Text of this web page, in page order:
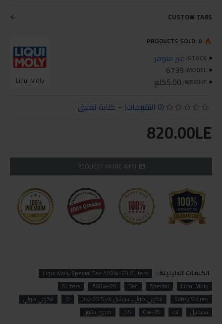
CUSTOM TABS
STOCK: غير متوفر
MODEL:
6739
WEIGHT: 5.00كلغ Liqui Moly
PRODUCTS SOLD: 0
(0 التقييمات) - كتابة تعليق
820.00LE
REQUEST MORE INFO
الكلمات الدليليلة :
Liqui Moly Special Tec AA0W-20 5Liters
Liqui Moly
Special
Tec
AA0w-20
5Liters
Sabry Stores
ليكولي مولي سبيشيل تك 0w-20 5 لتر
ليكولي مولي
سبيشيل
تك 0w-20 5لتر صبري ستورز